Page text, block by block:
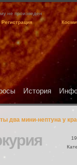
не произведен
Регистрация
История
два мини-нептуна у